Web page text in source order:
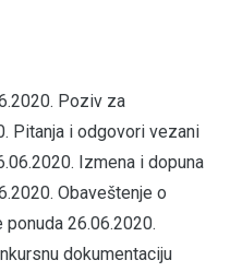
Poziv za
Pitanja i odgovori vezani
Izmena i dopuna
Obaveštenje o
26.06.2020.
dokumentaciju